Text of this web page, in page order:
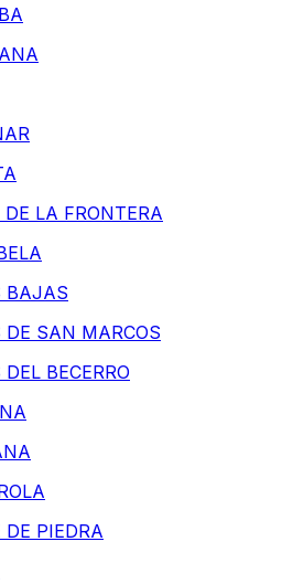
DE LA FRONTERA
BAJAS
DE SAN MARCOS
BECERRO
DE PIEDRA